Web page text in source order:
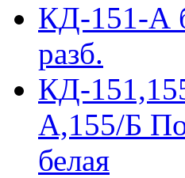
КД-151-А
разб.
КД-
А,155/Б
белая